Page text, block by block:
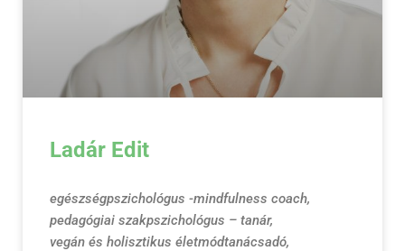
Ladár Edit
egészségpszichológus -mindfulness coach,
pedagógiai szakpszichológus – tanár,
vegán és holisztikus életmódtanácsadó,